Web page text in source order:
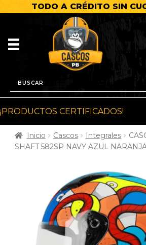
TODO A CRÉDITO SIN
¡PRODUCTOS CERTIFICADOS!
Inicio Cascos Integrales
SHAFT 582SP NAVY AZUL